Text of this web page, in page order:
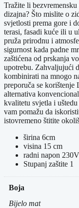
Tražite li
dizajna? Što mislite o
svjetlosti prema gore i
terasi, fasadi kuće ili u
pruža prirodnu i
sigurnost kada padne
zaštićena od prskanja
upotrebu. Zahvaljujući
kombinirati na mnogo
preporuča se
alternativa
kvalitetu svjetla i
vam pomažu da
istovremeno štitite
širina 6cm
visina 15 cm
radni napon
Stupanj zaštite 1
Boja
Bijelo mat